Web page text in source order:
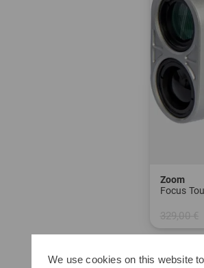
Zoom
329,00 €
in:
We use cookies on this website